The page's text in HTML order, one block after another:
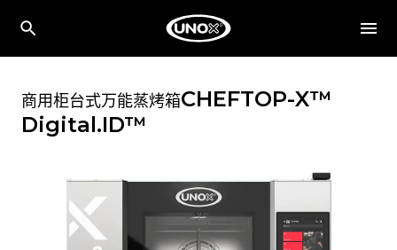
商用柜台式万能蒸烤箱CHEFTOP-X™
Digital.ID™